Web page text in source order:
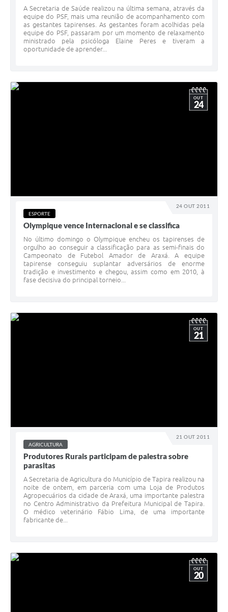
A Secretaria de Saúde realizou na última semana, através da
equipe do PSF, mais uma reunião de acompanhamento com
as gestantes tapirenses. As gestantes foram acolhidas pela
equipe do PSF, passaram por um momento de relaxamento
ministrado pela psicóloga Elaine Peres e tiveram a
oportunidade de aprender...
24 OUT 2011
OUT
24
ESPORTE
Olympique vence Internacional e se classifica
No último domingo o Olympique encheu os tapirenses de
orgulho ao conseguir a classificação para as semi-finais do
Campeonato de Futebol Amador de Araxá. A equipe
tapirense conseguiu suplantar adversários de enorme
tradição e investimento e chegou, assim como em 2010, à
fase decisiva do principal torneio...
21 OUT 2011
OUT
21
AGRICULTURA
Produtores Rurais participam de palestra sobre
parasitas
A Secretaria de Agricultura do Município de Tapira realizou na
noite de ontem, em parceria com uma Loja de Produtos
Agropecuários da cidade de Araxá, uma importante palestra
no Centro Administrativo da Prefeitura Municipal de Tapira.
O médico veterinário Fábio Lima, de uma importante
fabricante de...
OUT
20